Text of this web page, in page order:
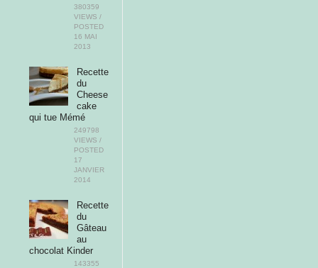
380359
VIEWS /
POSTED
16 MAI
2013
Recette
du
Cheese
cake
qui tue Mémé
249798
VIEWS /
POSTED
17
JANVIER
2014
Recette
du
Gâteau
au
chocolat Kinder
143355